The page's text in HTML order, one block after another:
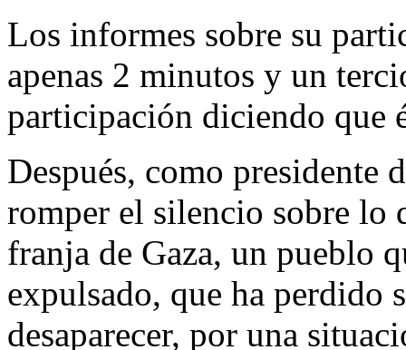
Los informes sobre su
apenas 2 minutos y un
participación diciendo que
Después, como presidente
romper el silencio sobre lo
franja de Gaza, un pueblo
expulsado, que ha perdido
desaparecer, por una